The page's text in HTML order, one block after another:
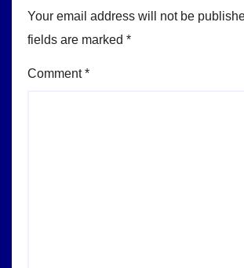
Your email address will not be
fields are marked *
Comment*